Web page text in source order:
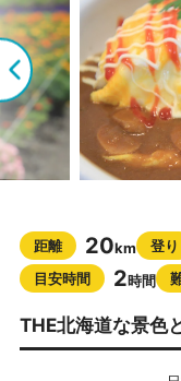
距離 20km 登り
目安時間
2時間
THE北海道な景色